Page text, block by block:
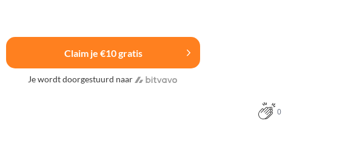
Claim je €10 gratis
Je wordt doorgestuurd naar
0